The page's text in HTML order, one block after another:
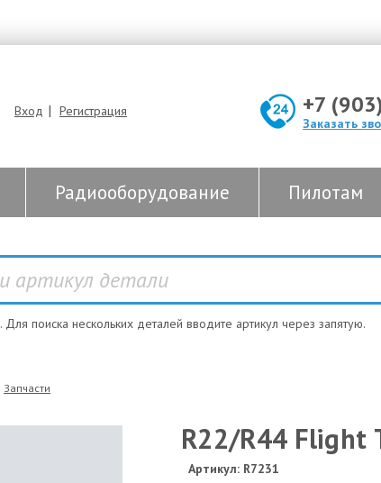
Вход | Регистрация +7
Заказать
Радиооборудование Пилотам
. Для поиска нескольких деталей вводите артикул через запятую.
Запчасти
R22/R44 Flight
Артикул: R7231